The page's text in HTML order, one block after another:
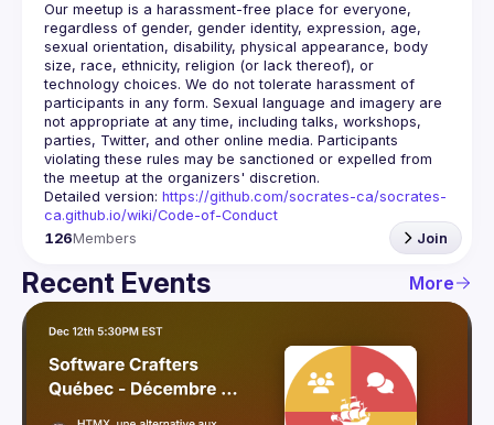
Our meetup is a harassment-free place for everyone,
regardless of gender, gender identity, expression, age,
sexual orientation, disability, physical appearance, body
size, race, ethnicity, religion (or lack thereof), or
technology choices. We do not tolerate harassment of
participants in any form. Sexual language and imagery are
not appropriate at any time, including talks, workshops,
parties, Twitter, and other online media. Participants
violating these rules may be sanctioned or expelled from
Detailed version: https://github.com/socrates-ca/socrates-
ca.github.io/wiki/Code-of-Conduct
126Members Join
Recent Events More